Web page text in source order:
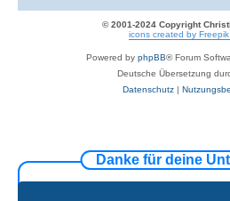
© 2001-2024 Copyright
icons created by
Powered by phpBB® Forum
Deutsche Übersetzung
Datenschutz|
Danke für deine